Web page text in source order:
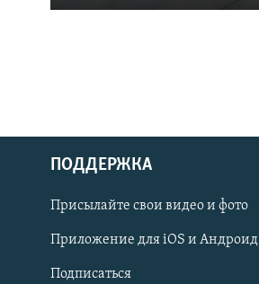
Українською
Qırımtatar
ПОДДЕРЖКА
Присылайте свои видео и фото
Приложение для iOS и Андроид
Подписаться